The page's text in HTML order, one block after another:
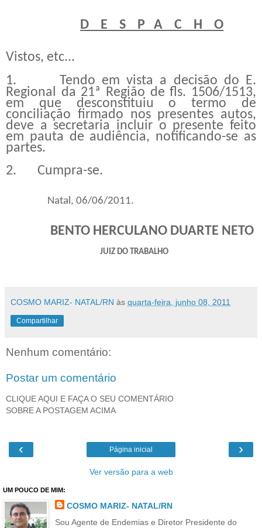
D E S P A C H O
Vistos, etc...
1.
Tendo em vista a decisão do E.
Regional da 21ª Região de fls. 1506/1513,
em que desconstituiu o termo de
conciliação firmado nos presentes autos,
deve a secretaria incluir o presente feito
em pauta de audiência, notificando-se as
partes.
2.
Cumpra-se.
Natal, 06/06/2011.
BENTO HERCULANO DUARTE NETO
JUIZ DO TRABALHO
COSMO MARIZ- NATAL/RN às quarta-feira, junho 08, 2011
Compartilhar
Nenhum comentário:
Postar um comentário
CLIQUE AQUI E FAÇA O SEU COMENTÁRIO
SOBRE A POSTAGEM ACIMA
‹ ›
Página inicial
Ver versão para a web
UM POUCO DE MIM:
COSMO MARIZ- NATAL/RN
Sou Agente de Endemias e Diretor Presidente do